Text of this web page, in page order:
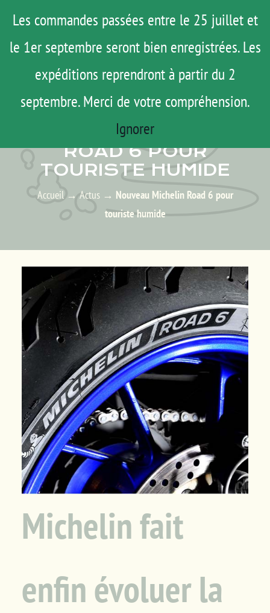
Les commandes passées entre le 25 juillet et
le 1er septembre seront bien enregistrées. Les
expéditions reprendront à partir du 2
septembre. Merci de votre compréhension.
Ignorer
contenu
Menu
ROAD TRIP
ACTUS
TESTS
AGENDA
MATOS
TUTOS
Panier
ACTUS – LES ACTUALITÉS
NOUVEAU MICHELIN
ROAD 6 POUR
TOURISTE HUMIDE
Accueil→ Actus→ Nouveau Michelin Road 6 pour
touriste humide
Michelin fait
enfin évoluer la